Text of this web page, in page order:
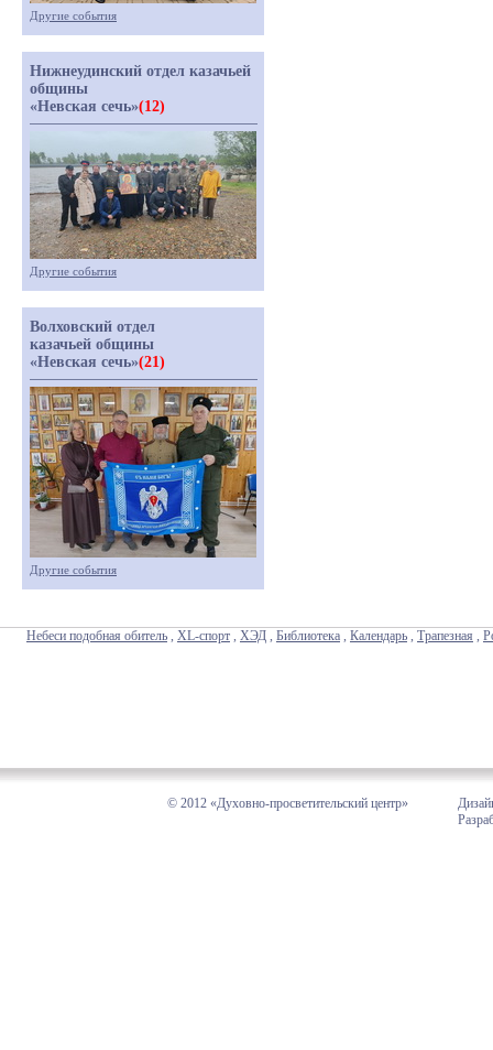
Другие события
Нижнеудинский отдел казачьей
общины
«Невская сечь»(12)
Другие события
Волховский отдел
казачьей общины
«Невская сечь»(21)
Другие события
Небеси подобная обитель , XL-спорт , ХЭД , Библиотека , Календарь , Трапезная ,
© 2012 «Духовно-просветительский центр»